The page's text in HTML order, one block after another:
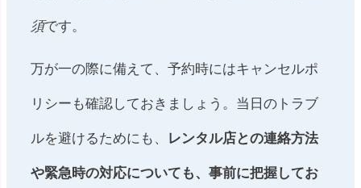
須です。
万が一の際に備えて、予約時にはキャンセルポ
リシーも確認しておきましょう。当日のトラブ
ルを避けるためにも、 レンタル店との連絡方法
や緊急時の対応についても、事前に把握してお